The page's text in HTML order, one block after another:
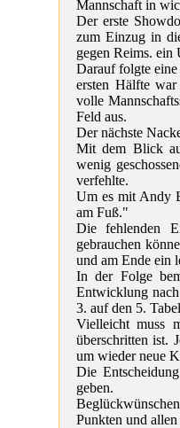
Mannschaft in
Der erste
zum Einzug in
gegen Reims. ein
Darauf folgte
ersten Hälfte
volle
Feld aus.
Der nächste
Mit dem Blick
wenig
verfehlte.
Um es mit Andy
am Fuß."
Die fehlenden
gebrauchen
und am Ende ein
In der Folge
Entwicklung
3. auf den 5.
Vielleicht muss
überschritten ist.
um wieder neue
Die
geben.
Punkten und